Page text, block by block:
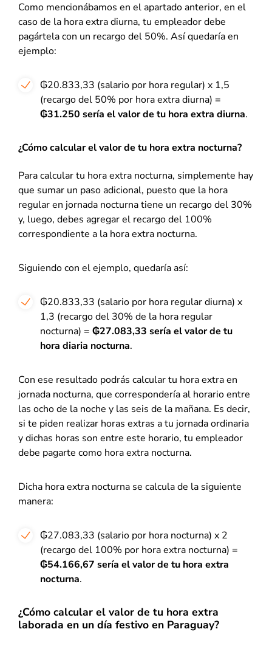
Como mencionábamos en el apartado anterior, en el
caso de la hora extra diurna, tu empleador debe
pagártela con un recargo del 50%. Así quedaría en
ejemplo:
₲20.833,33 (salario por hora regular) x 1,5
(recargo del 50% por hora extra diurna) =
₲31.250 sería el valor de tu hora extra diurna.
¿Cómo calcular el valor de tu hora extra nocturna?
Para calcular tu hora extra nocturna, simplemente hay
que sumar un paso adicional, puesto que la hora
regular en jornada nocturna tiene un recargo del 30%
y, luego, debes agregar el recargo del 100%
correspondiente a la hora extra nocturna.
Siguiendo con el ejemplo, quedaría así:
₲20.833,33 (salario por hora regular diurna) x
1,3 (recargo del 30% de la hora regular
nocturna) = ₲27.083,33 sería el valor de tu
hora diaria nocturna.
Con ese resultado podrás calcular tu hora extra en
jornada nocturna, que correspondería al horario entre
las ocho de la noche y las seis de la mañana. Es decir,
si te piden realizar horas extras a tu jornada ordinaria
y dichas horas son entre este horario, tu empleador
debe pagarte como hora extra nocturna.
Dicha hora extra nocturna se calcula de la siguiente
manera:
₲27.083,33 (salario por hora nocturna) x 2
(recargo del 100% por hora extra nocturna) =
₲54.166,67 sería el valor de tu hora extra
nocturna.
¿Cómo calcular el valor de tu hora extra
laborada en un día festivo en Paraguay?